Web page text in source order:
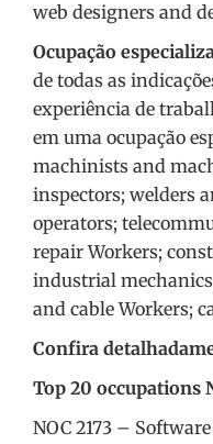
web designers and
Ocupação
de todas as
experiência de
em uma ocupação
machinists and
inspectors; welders
operators;
repair Workers;
industrial
and cable Workers;
Confira
Top 20 occupations
NOC 2173 –